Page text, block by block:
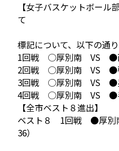
【女子バスケットボール
て
標記について、以下の通り
1回戦 ○厚別南 VS ●西
2回戦 ○厚別南 VS ●啓
3回戦 ○厚別南 VS ●星
4回戦 ○厚別南 VS ●手
【全市ベスト８進出】
ベスト８ 1回戦 ●厚
36）